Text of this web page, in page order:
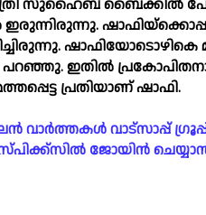
സുഹൈബ് ബൈക്കില്‍
ഇരുന്നിരുന്നു.
ഇതില്‍
പ്രതിയാണ് ഷാഫി.
വാട്സാപ്പ്
ജോയിൻ